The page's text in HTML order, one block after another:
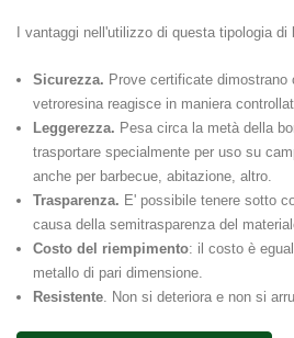
I vantaggi nell'utilizzo di questa tipologia di
Sicurezza. Prove certificate dimostrano
vetroresina reagisce in maniera
Leggerezza. Pesa circa la metà della
trasportare specialmente per uso su
anche per barbecue, abitazione, altro.
Trasparenza. E' possibile tenere sotto
causa della semitrasparenza del
Costo del riempimento: il costo è
metallo di pari dimensione.
Resistente. Non si deteriora e non si